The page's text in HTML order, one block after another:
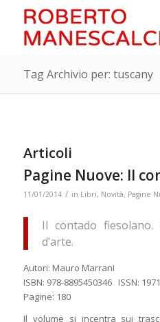
Tag Archivio per: tuscany
Articoli
Pagine Nuove: Il
11/01/2014 / in Libri, Novità, Pagine
Il contado fiesolano.
d’arte.
Autori: Mauro Marrani
ISBN: 978-8895450346 ISSN:
Pagine: 180
Il volume si incentra sui